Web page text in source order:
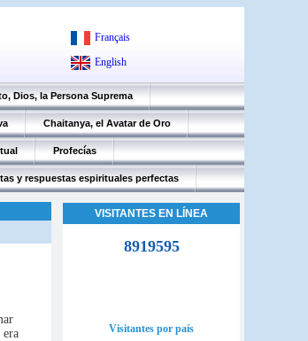
Français
English
era
Dios, la Persona Suprema
Chaitanya, el Avatar de Oro
Profecías
y respuestas espirituales perfectas
VISITANTES EN LÍNEA
8919595
Visitantes por país